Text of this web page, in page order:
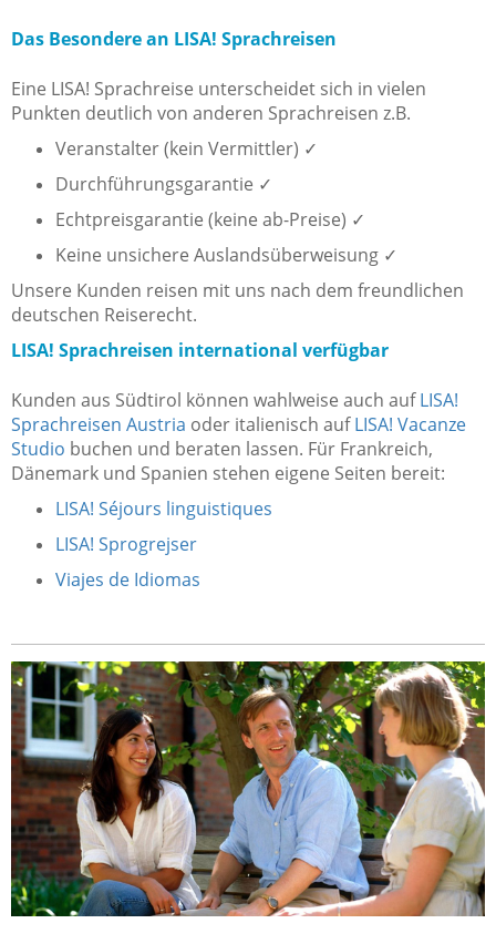
Das Besondere an LISA! Sprachreisen
Eine LISA! Sprachreise unterscheidet sich in vielen
Punkten deutlich von anderen Sprachreisen z.B.
Veranstalter (kein Vermittler) ✓
Durchführungsgarantie ✓
Echtpreisgarantie (keine ab-Preise) ✓
Keine unsichere Auslandsüberweisung ✓
Unsere Kunden reisen mit uns nach dem freundlichen
deutschen Reiserecht.
LISA! Sprachreisen international verfügbar
Kunden aus Südtirol können wahlweise auch aufLISA!
Sprachreisen Austria oder italienisch aufLISA! Vacanze
Studio buchen und beraten lassen. Für Frankreich,
Dänemark und Spanien stehen eigene Seiten bereit:
LISA! Séjours linguistiques
LISA! Sprogrejser
Viajes de Idiomas